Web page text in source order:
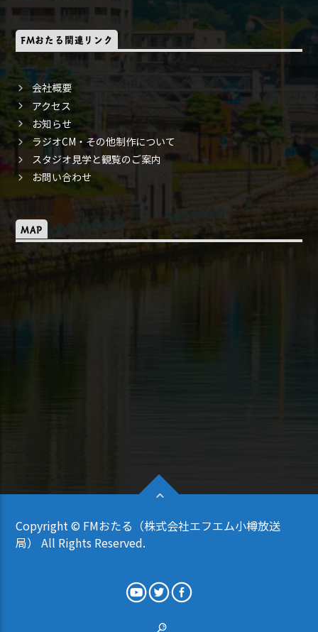
FMおたる関連リンク
会社概要
アクセス
お知らせ
ラジオCM・その他制作について
スタジオ見学と観覧のご案内
お問い合わせ
MAP
Copyright © FMおたる（株式会社エフエム小樽放送
局） All Rights Reserved.